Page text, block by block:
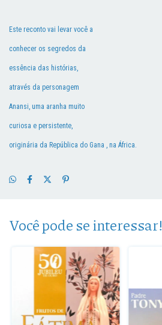
Este reconto vai levar você a
conhecer os segredos da
essência das histórias,
através da personagem
Anansi, uma aranha muito
curiosa e persistente,
originária da República do Gana , na África.
Você pode se interessar!